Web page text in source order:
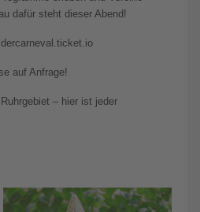
dafür steht dieser Abend!
auf Anfrage!
– hier ist jeder